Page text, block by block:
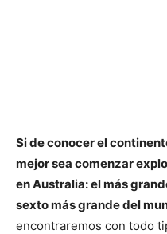
Si de conocer el
mejor sea comenzar
en Australia: el más
sexto más grande del
encontraremos con todo